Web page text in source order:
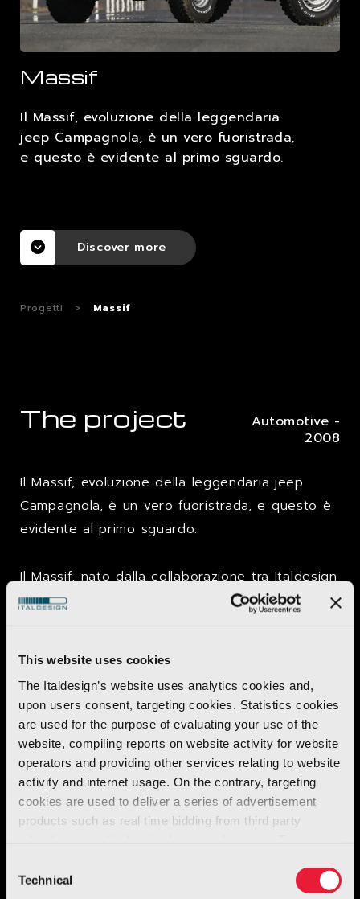
This website uses cookies
The Italdesign’s website uses analytics cookies and,
upon users consent, targeting cookies. Statistics cookies
are used for the purpose of evaluating your use of the
website, compiling reports on website activity for website
operators and providing other services relating to website
activity and internet usage. On the contrary, targeting
cookies are used to deliver a series of advertisement
products such as real time bidding from third party
Selection
Technical
LAVORA CON NOI
Massif
Il Massif, evoluzione della leggendaria
jeep Campagnola, è un vero fuoristrada,
e questo è evidente al primo sguardo.
Discover more
Progetti > Massif
The project
Automotive -
2008
Il Massif, evoluzione della leggendaria jeep
Campagnola, è un vero fuoristrada, e questo è
evidente al primo sguardo.
Il Massif, nato dalla collaborazione tra Italdesign
e il Centro Stile Iveco, si riconosce
Il frontale molto caratteristico rappresenta un
perfetto equilibrio tra il profilo squadrato
distintivo della Campagnola e le nuove linee
morbide della griglia. Le ampie superfici vetrate
garantiscono una visibilità e una luminosità
ottimali, in particolare per i passeggeri